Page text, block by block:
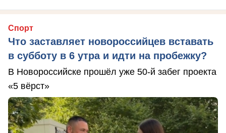
Спорт
Что заставляет новороссийцев вставать
в субботу в 6 утра и идти на пробежку?
В Новороссийске прошёл уже 50-й забег проекта
«5 вёрст»